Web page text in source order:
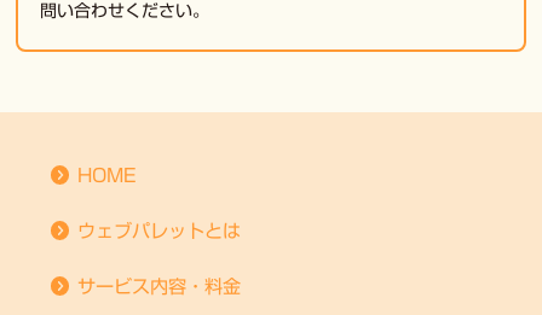
問い合わせください。
HOME
ウェブパレットとは
サービス内容・料金